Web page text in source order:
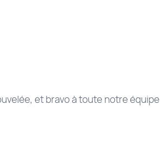
et bravo à toute notre équipe